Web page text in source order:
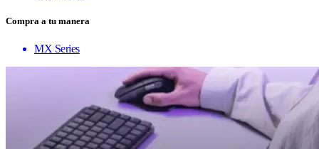
Compra a tu manera
MX Series